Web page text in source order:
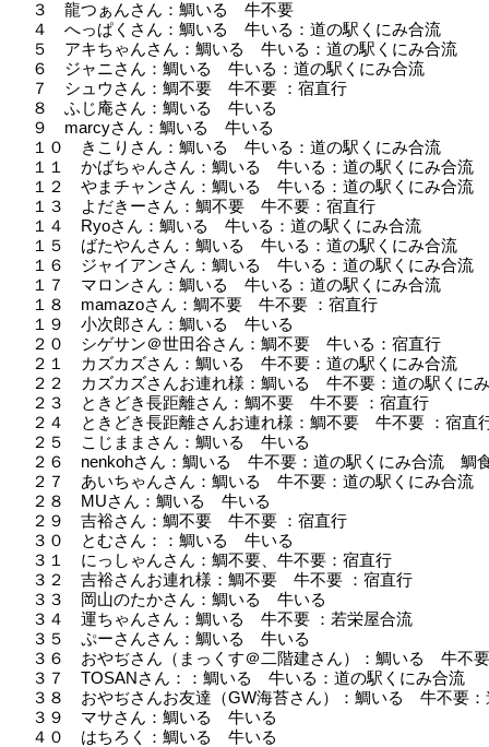
３ 龍つぁんさん：鯛いる 牛不要
４ へっぱくさん：鯛いる 牛いる：道の駅くにみ合流
５ アキちゃんさん：鯛いる 牛いる：道の駅くにみ合流
６ ジャニさん：鯛いる 牛いる：道の駅くにみ合流
７ シュウさん：鯛不要 牛不要 ：宿直行
８ ふじ庵さん：鯛いる 牛いる
９ marcyさん：鯛いる 牛いる
１０ きこりさん：鯛いる 牛いる：道の駅くにみ合流
１１ かばちゃんさん：鯛いる 牛いる：道の駅くにみ合流
１２ やまチャンさん：鯛いる 牛いる：道の駅くにみ合流
１３ よだきーさん：鯛不要 牛不要：宿直行
１４ Ryoさん：鯛いる 牛いる：道の駅くにみ合流
１５ ばたやんさん：鯛いる 牛いる：道の駅くにみ合流
１６ ジャイアンさん：鯛いる 牛いる：道の駅くにみ合流
１７ マロンさん：鯛いる 牛いる：道の駅くにみ合流
１８ mamazoさん：鯛不要 牛不要 ：宿直行
１９ 小次郎さん：鯛いる 牛いる
２０ シゲサン＠世田谷さん：鯛不要 牛いる：宿直行
２１ カズカズさん：鯛いる 牛不要：道の駅くにみ合流
２２ カズカズさんお連れ様：鯛いる 牛不要：道の駅くに
２３ ときどき長距離さん：鯛不要 牛不要 ：宿直行
２４ ときどき長距離さんお連れ様：鯛不要 牛不要 ：宿直
２５ こじままさん：鯛いる 牛いる
２６ nenkohさん：鯛いる 牛不要：道の駅くにみ合流 鯛
２７ あいちゃんさん：鯛いる 牛不要：道の駅くにみ合流
２８ MUさん：鯛いる 牛いる
２９ 吉裕さん：鯛不要 牛不要 ：宿直行
３０ とむさん：：鯛いる 牛いる
３１ にっしゃんさん：鯛不要、牛不要：宿直行
３２ 吉裕さんお連れ様：鯛不要 牛不要 ：宿直行
３３ 岡山のたかさん：鯛いる 牛いる
３４ 運ちゃんさん：鯛いる 牛不要 ：若栄屋合流
３５ ぷーさんさん：鯛いる 牛いる
３６ おやぢさん（まっくす＠二階建さん）：鯛いる 牛不
３７ TOSANさん：：鯛いる 牛いる：道の駅くにみ合流
３８ おやぢさんお友達（GW海苔さん）：鯛いる 牛不要：
３９ マサさん：鯛いる 牛いる
４０ はちろく：鯛いる 牛いる